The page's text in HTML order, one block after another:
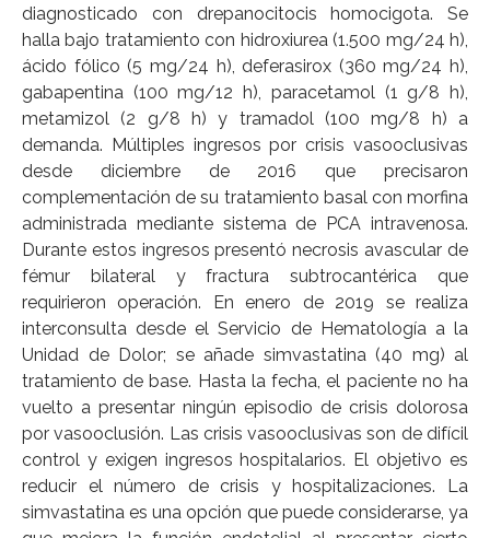
diagnosticado con drepanocitocis homocigota. Se
halla bajo tratamiento con hidroxiurea (1.500 mg/24 h),
ácido fólico (5 mg/24 h), deferasirox (360 mg/24 h),
gabapentina (100 mg/12 h), paracetamol (1 g/8 h),
metamizol (2 g/8 h) y tramadol (100 mg/8 h) a
demanda. Múltiples ingresos por crisis vasooclusivas
desde diciembre de 2016 que precisaron
complementación de su tratamiento basal con morfina
administrada mediante sistema de PCA intravenosa.
Durante estos ingresos presentó necrosis avascular de
fémur bilateral y fractura subtrocantérica que
requirieron operación. En enero de 2019 se realiza
interconsulta desde el Servicio de Hematología a la
Unidad de Dolor; se añade simvastatina (40 mg) al
tratamiento de base. Hasta la fecha, el paciente no ha
vuelto a presentar ningún episodio de crisis dolorosa
por vasooclusión. Las crisis vasooclusivas son de difícil
control y exigen ingresos hospitalarios. El objetivo es
reducir el número de crisis y hospitalizaciones. La
simvastatina es una opción que puede considerarse, ya